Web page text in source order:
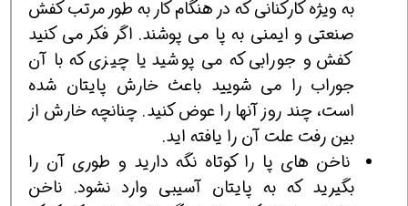
به ویژه کارکنانی که در هنگام کار به طور مرتب کفش
صنعتی و ایمنی به پا می پوشند. اگر فکر می کنید
کفش و جورابی که می پوشید یا چیزی که با آن
جوراب را می شویید باعث خارش پایتان شده
است، چند روز آنها را عوض کنید. چنانچه خارش از
بین رفت علت آن را یافته اید.
ناخن های پا را کوتاه نگه دارید و طوری آن را
بگیرید که به پایتان آسیبی وارد نشود. ناخن